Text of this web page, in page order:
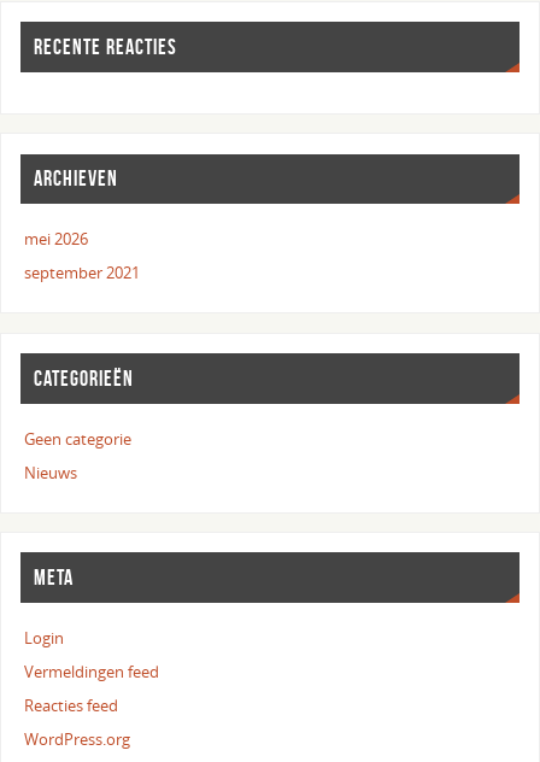
RECENTE REACTIES
ARCHIEVEN
mei 2026
september 2021
CATEGORIEËN
Geen categorie
Nieuws
META
Login
Vermeldingen feed
Reacties feed
WordPress.org